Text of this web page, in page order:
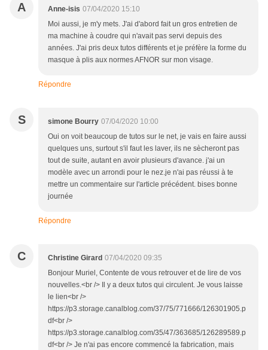
A Anne-isis 07/04/2020 15:10
Moi aussi, je m'y mets. J'ai d'abord fait un gros entretien de
ma machine à coudre qui n'avait pas servi depuis des
années. J'ai pris deux tutos différents et je préfère la forme du
masque à plis aux normes AFNOR sur mon visage.
Répondre
S simone Bourry 07/04/2020 10:00
Oui on voit beaucoup de tutos sur le net, je vais en faire aussi
quelques uns, surtout s'il faut les laver, ils ne sècheront pas
tout de suite, autant en avoir plusieurs d'avance. j'ai un
modèle avec un arrondi pour le nez.je n'ai pas réussi à te
mettre un commentaire sur l'article précédent. bises bonne
journée
Répondre
C Christine Girard 07/04/2020 09:35
Bonjour Muriel, Contente de vous retrouver et de lire de vos
nouvelles.<br /> Il y a deux tutos qui circulent. Je vous laisse
le lien<br />
https://p3.storage.canalblog.com/37/75/771666/126301905.p
df<br />
https://p3.storage.canalblog.com/35/47/363685/126289589.p
df<br /> Je n'ai pas encore commencé la fabrication, mais